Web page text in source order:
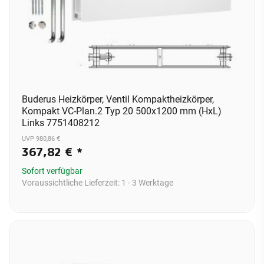
Buderus Heizkörper, Ventil Kompaktheizkörper,
Kompakt VC-Plan.2 Typ 20 500x1200 mm (HxL)
Links 7751408212
UVP 980,86 €
367,82 € *
Sofort verfügbar
Voraussichtliche Lieferzeit: 1 - 3 Werktage